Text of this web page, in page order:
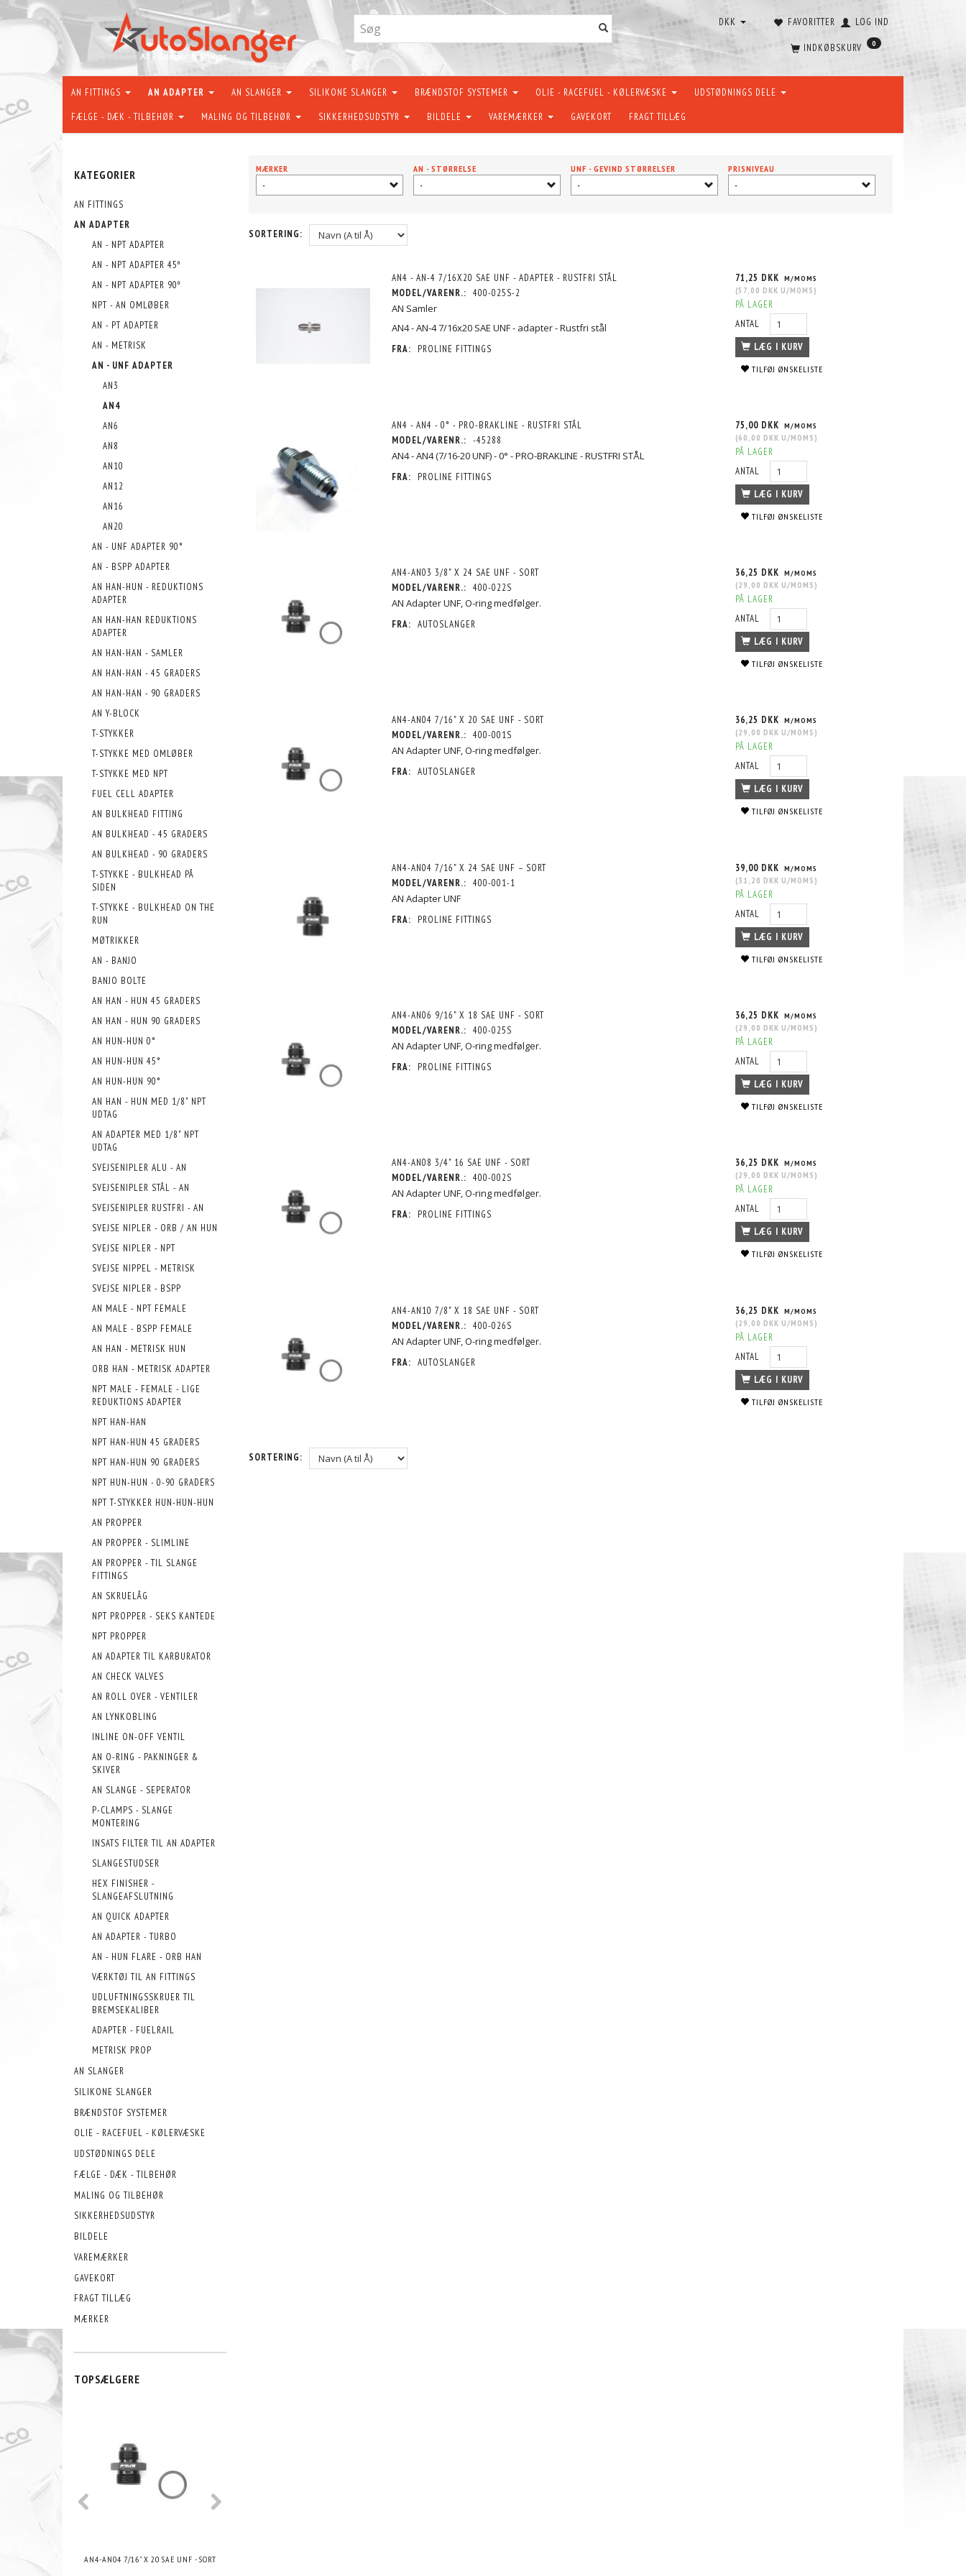
FAVORITTER LOG IND
DKK
INDKØBSKURV 0
AN FITTINGS AN ADAPTER AN SLANGER SILIKONE SLANGER BRÆNDSTOF SYSTEMER OLIE - RACEFUEL - KØLERVÆSKE UDSTØDNINGS DELE
FÆLGE - DÆK - TILBEHØR MALING OG TILBEHØR SIKKERHEDSUDSTYR BILDELE VAREMÆRKER GAVEKORT FRAGT TILLÆG
KATEGORIER
AN FITTINGS
AN ADAPTER
AN - NPT ADAPTER
AN - NPT ADAPTER 45º
AN - NPT ADAPTER 90º
NPT - AN OMLØBER
AN - PT ADAPTER
AN - METRISK
AN - UNF ADAPTER
AN3
AN4
AN6
AN8
AN10
AN12
AN16
AN20
AN - UNF ADAPTER 90°
AN - BSPP ADAPTER
AN HAN-HUN - REDUKTIONS
ADAPTER
AN HAN-HAN REDUKTIONS
ADAPTER
AN HAN-HAN - SAMLER
AN HAN-HAN - 45 GRADERS
AN HAN-HAN - 90 GRADERS
AN Y-BLOCK
T-STYKKER
T-STYKKE MED OMLØBER
T-STYKKE MED NPT
FUEL CELL ADAPTER
AN BULKHEAD FITTING
AN BULKHEAD - 45 GRADERS
AN BULKHEAD - 90 GRADERS
T-STYKKE - BULKHEAD PÅ
SIDEN
T-STYKKE - BULKHEAD ON THE
RUN
MØTRIKKER
AN - BANJO
BANJO BOLTE
AN HAN - HUN 45 GRADERS
AN HAN - HUN 90 GRADERS
AN HUN-HUN 0°
AN HUN-HUN 45°
AN HUN-HUN 90°
AN HAN - HUN MED 1/8" NPT
UDTAG
AN ADAPTER MED 1/8" NPT
UDTAG
SVEJSENIPLER ALU - AN
SVEJSENIPLER STÅL - AN
SVEJSENIPLER RUSTFRI - AN
SVEJSE NIPLER - ORB / AN HUN
SVEJSE NIPLER - NPT
SVEJSE NIPPEL - METRISK
SVEJSE NIPLER - BSPP
AN MALE - NPT FEMALE
AN MALE - BSPP FEMALE
AN HAN - METRISK HUN
ORB HAN - METRISK ADAPTER
NPT MALE - FEMALE - LIGE
REDUKTIONS ADAPTER
NPT HAN-HAN
NPT HAN-HUN 45 GRADERS
NPT HAN-HUN 90 GRADERS
NPT HUN-HUN - 0-90 GRADERS
NPT T-STYKKER HUN-HUN-HUN
AN PROPPER
AN PROPPER - SLIMLINE
AN PROPPER - TIL SLANGE
FITTINGS
AN SKRUELÅG
NPT PROPPER - SEKS KANTEDE
NPT PROPPER
AN ADAPTER TIL KARBURATOR
AN CHECK VALVES
AN ROLL OVER - VENTILER
AN LYNKOBLING
INLINE ON-OFF VENTIL
AN O-RING - PAKNINGER &
SKIVER
AN SLANGE - SEPERATOR
P-CLAMPS - SLANGE
MONTERING
INSATS FILTER TIL AN ADAPTER
SLANGESTUDSER
HEX FINISHER -
SLANGEAFSLUTNING
AN QUICK ADAPTER
AN ADAPTER - TURBO
AN - HUN FLARE - ORB HAN
VÆRKTØJ TIL AN FITTINGS
UDLUFTNINGSSKRUER TIL
BREMSEKALIBER
ADAPTER - FUELRAIL
METRISK PROP
AN SLANGER
SILIKONE SLANGER
BRÆNDSTOF SYSTEMER
OLIE - RACEFUEL - KØLERVÆSKE
UDSTØDNINGS DELE
FÆLGE - DÆK - TILBEHØR
MALING OG TILBEHØR
SIKKERHEDSUDSTYR
BILDELE
VAREMÆRKER
GAVEKORT
FRAGT TILLÆG
MÆRKER
TOPSÆLGERE
AN4-AN04 7/16" X 20 SAE UNF - SORT
MÆRKER
-
AN - STØRRELSE
-
UNF - GEVIND STØRRELSER
-
PRISNIVEAU
-
SORTERING:
AN4 - AN-4 7/16X20 SAE UNF - ADAPTER - RUSTFRI STÅL
MODEL/VARENR.: 400-025S-2
AN Samler
AN4 - AN-4 7/16x20 SAE UNF - adapter - Rustfri stål
FRA: PROLINE FITTINGS
71,25 DKK M/MOMS
(57,00 DKK U/MOMS )
PÅ LAGER
ANTAL
LÆG I KURV
TILFØJ ØNSKELISTE
AN4 - AN4 - 0° - PRO-BRAKLINE - RUSTFRI STÅL
MODEL/VARENR.: -45288
AN4 - AN4 (7/16-20 UNF) - 0° - PRO-BRAKLINE - RUSTFRI STÅL
FRA: PROLINE FITTINGS
75,00 DKK M/MOMS
(60,00 DKK U/MOMS )
PÅ LAGER
ANTAL
LÆG I KURV
TILFØJ ØNSKELISTE
AN4-AN03 3/8" X 24 SAE UNF - SORT
MODEL/VARENR.: 400-022S
AN Adapter UNF, O-ring medfølger.
FRA: AUTOSLANGER
36,25 DKK M/MOMS
(29,00 DKK U/MOMS )
PÅ LAGER
ANTAL
LÆG I KURV
TILFØJ ØNSKELISTE
AN4-AN04 7/16" X 20 SAE UNF - SORT
MODEL/VARENR.: 400-001S
AN Adapter UNF, O-ring medfølger.
FRA: AUTOSLANGER
36,25 DKK M/MOMS
(29,00 DKK U/MOMS )
PÅ LAGER
ANTAL
LÆG I KURV
TILFØJ ØNSKELISTE
AN4-AN04 7/16" X 24 SAE UNF – SORT
MODEL/VARENR.: 400-001-1
AN Adapter UNF
FRA: PROLINE FITTINGS
39,00 DKK M/MOMS
(31,20 DKK U/MOMS )
PÅ LAGER
ANTAL
LÆG I KURV
TILFØJ ØNSKELISTE
AN4-AN06 9/16" X 18 SAE UNF - SORT
MODEL/VARENR.: 400-025S
AN Adapter UNF, O-ring medfølger.
FRA: PROLINE FITTINGS
36,25 DKK M/MOMS
(29,00 DKK U/MOMS )
PÅ LAGER
ANTAL
LÆG I KURV
TILFØJ ØNSKELISTE
AN4-AN08 3/4" 16 SAE UNF - SORT
MODEL/VARENR.: 400-002S
AN Adapter UNF, O-ring medfølger.
FRA: PROLINE FITTINGS
36,25 DKK M/MOMS
(29,00 DKK U/MOMS )
PÅ LAGER
ANTAL
LÆG I KURV
TILFØJ ØNSKELISTE
AN4-AN10 7/8" X 18 SAE UNF - SORT
MODEL/VARENR.: 400-026S
AN Adapter UNF, O-ring medfølger.
FRA: AUTOSLANGER
36,25 DKK M/MOMS
(29,00 DKK U/MOMS )
PÅ LAGER
ANTAL
LÆG I KURV
TILFØJ ØNSKELISTE
SORTERING: